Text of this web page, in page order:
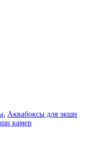
, Аквабоксы для экшн
камер